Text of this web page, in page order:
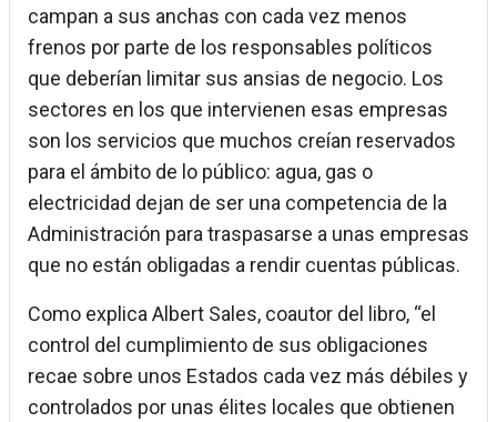
campan a sus anchas con cada vez menos
frenos por parte de los responsables políticos
que deberían limitar sus ansias de negocio. Los
sectores en los que intervienen esas empresas
son los servicios que muchos creían reservados
para el ámbito de lo público: agua, gas o
electricidad dejan de ser una competencia de la
Administración para traspasarse a unas empresas
que no están obligadas a rendir cuentas públicas.
Como explica Albert Sales, coautor del libro, “el
control del cumplimiento de sus obligaciones
recae sobre unos Estados cada vez más débiles y
controlados por unas élites locales que obtienen